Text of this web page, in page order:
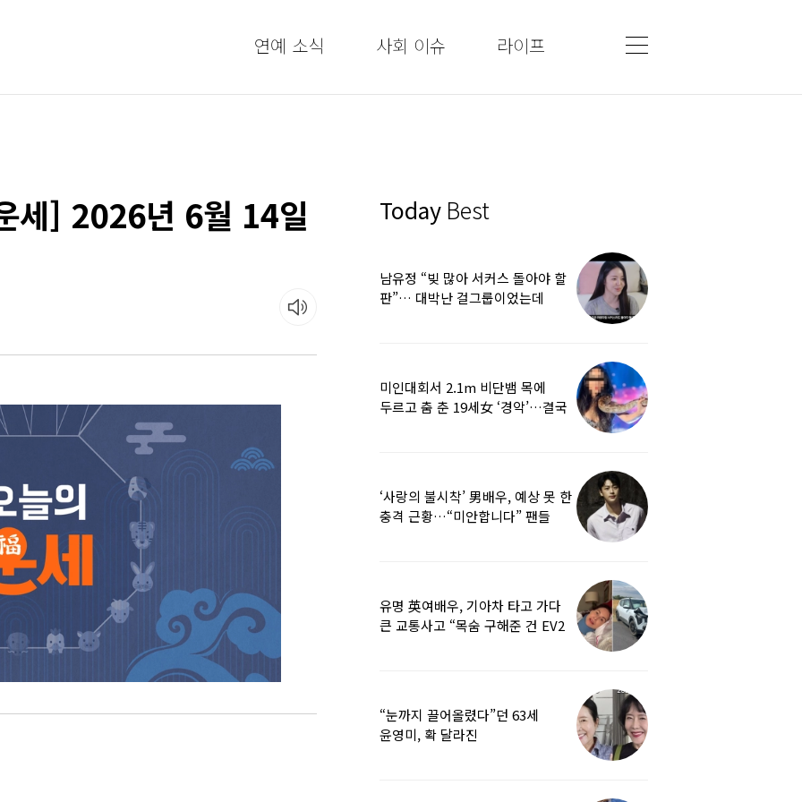
연예 소식 사회 이슈 라이프
세] 2026년 6월 14일 Today Best
남유정 “빚 많아 서커스 돌아야 할
판”… 대박난 걸그룹이었는데
미인대회서 2.1m 비단뱀 목에
두르고 춤 춘 19세女 ‘경악’…결국
‘사랑의 불시착’ 男배우, 예상 못 한
충격 근황…“미안합니다” 팬들
유명 英여배우, 기아차 타고 가다
큰 교통사고 “목숨 구해준 건 EV2
“눈까지 끌어올렸다”던 63세
윤영미, 확 달라진